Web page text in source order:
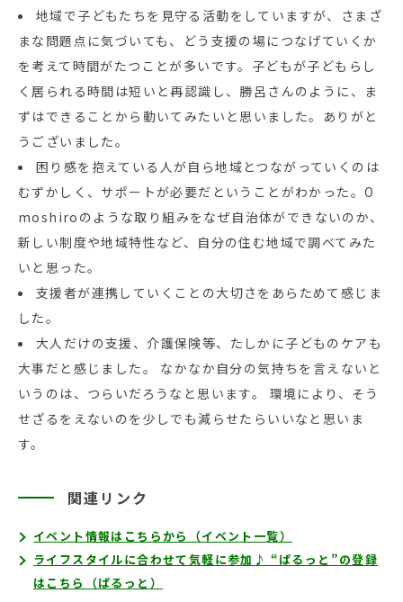
地域で子どもたちを見守る活動をしていますが、さまざ
まな問題点に気づいても、どう支援の場につなげていくか
を考えて時間がたつことが多いです。子どもが子どもらし
く居られる時間は短いと再認識し、勝呂さんのように、ま
ずはできることから動いてみたいと思いました。ありがと
うございました。
困り感を抱えている人が自ら地域とつながっていくのは
むずかしく、サポートが必要だということがわかった。O
moshiroのような取り組みをなぜ自治体ができないのか、
新しい制度や地域特性など、自分の住む地域で調べてみた
いと思った。
支援者が連携していくことの大切さをあらためて感じま
した。
大人だけの支援、介護保険等、たしかに子どものケアも
大事だと感じました。 なかなか自分の気持ちを言えないと
いうのは、つらいだろうなと思います。 環境により、そう
せざるをえないのを少しでも減らせたらいいなと思いま
す。
関連リンク
イベント情報はこちらから（イベント一覧）
ライフスタイルに合わせて気軽に参加♪ “ぱるっと”の登録
はこちら（ぱるっと）